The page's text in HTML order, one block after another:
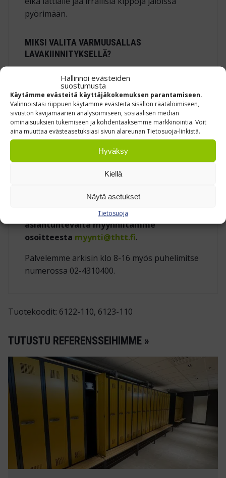
Hallinnoi evästeiden
suostumusta
Käytämme evästeitä käyttäjäkokemuksen parantamiseen.
Valinnoistasi riippuen käytämme evästeitä sisällön räätälöimiseen,
sivuston kävijämäärien analysoimiseen, sosiaalisen median
ominaisuuksien tukemiseen ja kohdentaaksemme markkinointia. Voit
aina muuttaa evästeasetuksiasi sivun alareunan Tietosuoja-linkistä.
Hyväksy
Kiellä
Näytä asetukset
Tietosuoja
pyörimään.
MIKSI VALITA VARMUUSALLAS
LAVAKIINNITYKSELLÄ?
Vuotosuoja
– estää öljyjen, happojen ja
pesuaineiden leviämisen
Helppo siirrettävyys– integroidut hahlot
lukitsevat altaan lavan runkoon
Monikäyttöisyys– sopii myös varaosien
– lastaus, siirto ja
Apua varastosi suunnitteluun saat
asiantuntevalta myynniltämme
osoitteesta myynti@thtt.fi.
Palvelemme arkisin klo 8-16 myös puhelimitse
numerossa 02-4310400.
Tuotekoodit: 6122-110, 6123-110
TUTUSTU REFERENSSEIHIMME »